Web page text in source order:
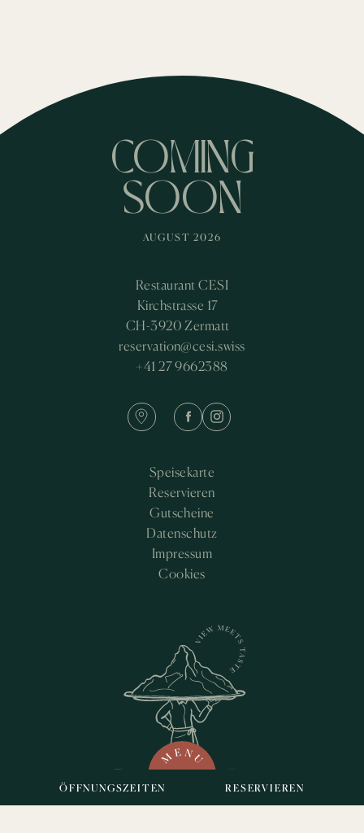
ÖFFNUNGSZEITEN RESERVIEREN
MENU
Speisen
COMING
SOON
AUGUST 2026
Restaurant CESI
Kirchstrasse 17
CH-3920 Zermatt
reservation@cesi.swiss
+41 27 9662388
Speisekarte
Reservieren
Gutscheine
Datenschutz
Impressum
Cookies